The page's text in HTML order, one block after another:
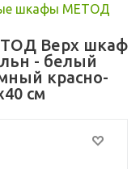
шкафы МЕТОД
Верх шкаф
- белый
красно-
см